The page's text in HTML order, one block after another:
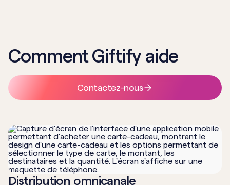
Comment Giftify aide
Contactez-nous
Distribution omnicanale